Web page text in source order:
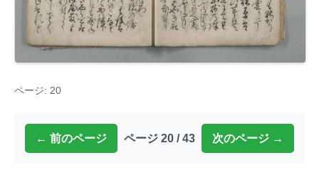
ページ: 20
← 前のページ ページ 20 / 43 次のページ →